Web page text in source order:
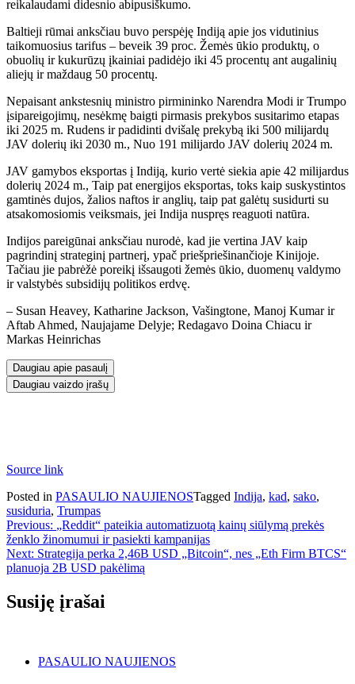
reikalaudami didesnio abipusiškumo.
Baltieji rūmai anksčiau buvo perspėję Indiją apie jos vidutinius
taikomuosius tarifus – beveik 39 proc. Žemės ūkio produktų, o
obuolių ir kukurūzų įkainiai padidėjo iki 45 procentų ant augalinių
aliejų ir maždaug 50 procentų.
Nepaisant ankstesnių ministro pirmininko Narendra Modi ir Trumpo
įsipareigojimų, nesėkmę baigti pirmasis prekybos susitarimo etapas
iki 2025 m. Rudens ir padidinti dvišalę prekybą iki 500 milijardų
JAV dolerių iki 2030 m., Nuo 191 milijardo JAV dolerių 2024 m.
JAV gamybos eksportas į Indiją, kurio vertė siekia apie 42 milijardus
dolerių 2024 m., Taip pat energijos eksportas, toks kaip suskystintos
gamtinės dujos, žalios naftos ir anglių, taip pat galėtų susidurti su
atsakomosiomis veiksmais, jei Indija nuspręs reaguoti natūra.
Indijos pareigūnai anksčiau nurodė, kad jie vertina JAV kaip
pagrindinį strateginį partnerį, ypač priešpriešinančioje Kinijoje.
Tačiau jie pabrėžė poreikį išsaugoti žemės ūkio, duomenų valdymo
ir valstybės subsidijų politikos erdvę.
– Susan Heavey, Katharine Jackson, Vašingtone, Manoj Kumar ir
Aftab Ahmed, Naujajame Delyje; Redagavo Doina Chiacu ir
Markas Heinrichas
Daugiau apie pasaulį
Daugiau vaizdo įrašų
Source link
Posted in PASAULIO NAUJIENOSTagged Indija, kad, sako,
susiduria, Trumpas
Navigacija
tarp
įrašų
Previous: „Reddit“ pateikia automatizuotą kainų siūlymą prekės
ženklo žinomumui ir pasiekti kampanijas
Next: Strategija perka 2,46B USD „Bitcoin“, nes „Eth Firm BTCS“
planuoja 2B USD pakėlimą
Susiję įrašai
PASAULIO NAUJIENOS